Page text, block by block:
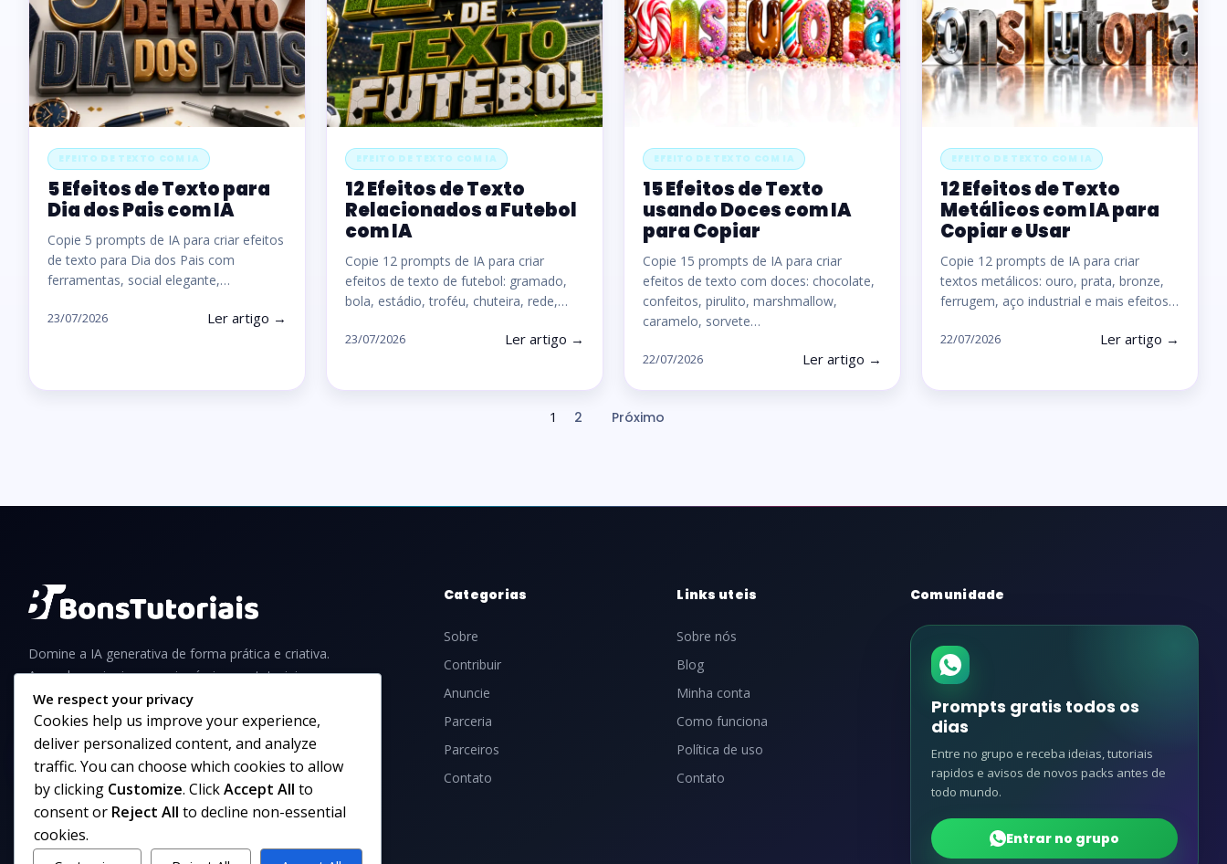
EFEITO DE TEXTO COM IA
5 Efeitos de Texto para
Dia dos Pais com IA
Copie 5 prompts de IA para criar efeitos
de texto para Dia dos Pais com
ferramentas, social elegante,…
23/07/2026 Ler artigo →
EFEITO DE TEXTO COM IA
12 Efeitos de Texto
Relacionados a Futebol
com IA
Copie 12 prompts de IA para criar
efeitos de texto de futebol: gramado,
bola, estádio, troféu, chuteira, rede,…
23/07/2026 Ler artigo →
EFEITO DE TEXTO COM IA
15 Efeitos de Texto
usando Doces com IA
para Copiar
Copie 15 prompts de IA para criar
efeitos de texto com doces: chocolate,
confeitos, pirulito, marshmallow,
caramelo, sorvete…
22/07/2026 Ler artigo →
EFEITO DE TEXTO COM IA
12 Efeitos de Texto
Metálicos com IA para
Copiar e Usar
Copie 12 prompts de IA para criar
textos metálicos: ouro, prata, bronze,
ferrugem, aço industrial e mais efeitos…
22/07/2026 Ler artigo →
Paginação
1 2 Próximo
Domine a IA generativa de forma prática e criativa.
Aprenda a criar imagens incríveis com tutoriais,
guias e dicas para iniciantes e profissionais.
© 2026 PromptHub - Todos os direitos reservados
Privacidade
Categorias
Sobre
Contribuir
Anuncie
Parceria
Parceiros
Contato
Links uteis
Sobre nós
Blog
Minha conta
Como funciona
Política de uso
Contato
Comunidade
Prompts gratis todos os
dias
Entre no grupo e receba ideias, tutoriais
rapidos e avisos de novos packs antes de
todo mundo.
Entrar no grupo
We respect your privacy
Cookies help us improve your experience,
deliver personalized content, and analyze
traffic. You can choose which cookies to allow
by clicking Customize. ClickAccept All to
consent or Reject All to decline non-essential
cookies.